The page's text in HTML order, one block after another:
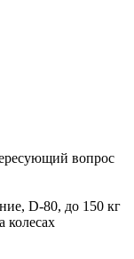
вопрос
D-80, до 150 кг
колесах